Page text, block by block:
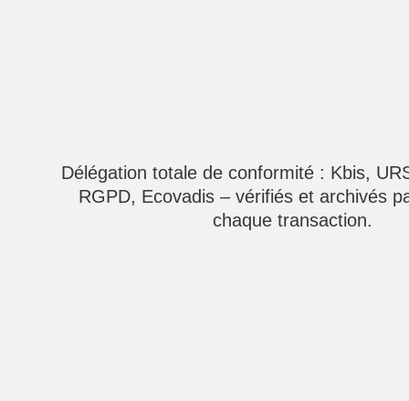
Délégation totale de conformité : Kbis,
RGPD, Ecovadis – vérifiés et archivés
chaque transaction.